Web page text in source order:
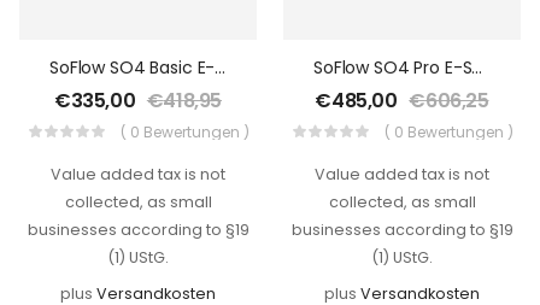
SoFlow SO4 Basic E-Scooter Mit Straßenzulassung, 400 W, 20 Km/h
€335,00 €418,95
( 0 Bewertungen )
Value added tax is not
collected, as small
businesses according to §19
(1) UStG.
plus Versandkosten
SoFlow SO4 Pro E-Scooter Mit Straßenzulassung, 500 W, 20 Km/h
€485,00 €606,25
( 0 Bewertungen )
Value added tax is not
collected, as small
businesses according to §19
(1) UStG.
plus Versandkosten